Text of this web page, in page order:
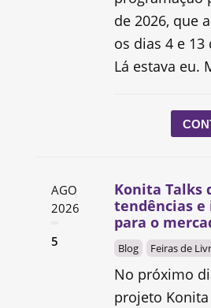
de 2026, que
os dias 4 e
Lá estava eu.
AGO
2026
5
Konita Talks
tendências e
para o
Blog Feiras de
No próximo
projeto